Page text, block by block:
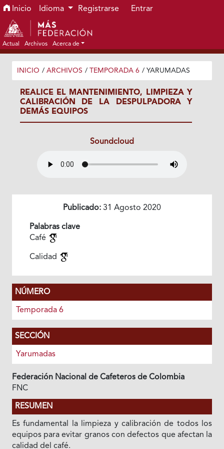
Ir al menú de navegación principal
Ir al contenido principal
Ir al pie de página del sitio
Inicio Idioma Registrarse Entrar
Actual Archivos Acerca de
INICIO / ARCHIVOS / TEMPORADA 6 / YARUMADAS
REALICE EL MANTENIMIENTO, LIMPIEZA Y
CALIBRACIÓN DE LA DESPULPADORA Y
DEMÁS EQUIPOS
Soundcloud
Publicado: 31 Agosto 2020
Palabras clave
Café
Calidad
NÚMERO
Temporada 6
SECCIÓN
Yarumadas
Federación Nacional de Cafeteros de Colombia
FNC
RESUMEN
Es fundamental la limpieza y calibración de todos los
equipos para evitar granos con defectos que afectan la
calidad del café.